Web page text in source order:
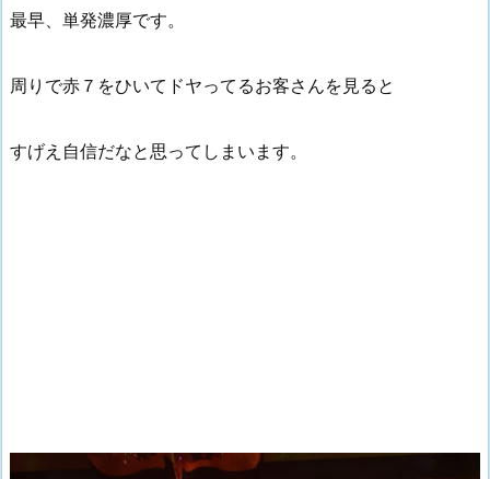
最早、単発濃厚です。
周りで赤７をひいてドヤってるお客さんを見ると
すげえ自信だなと思ってしまいます。